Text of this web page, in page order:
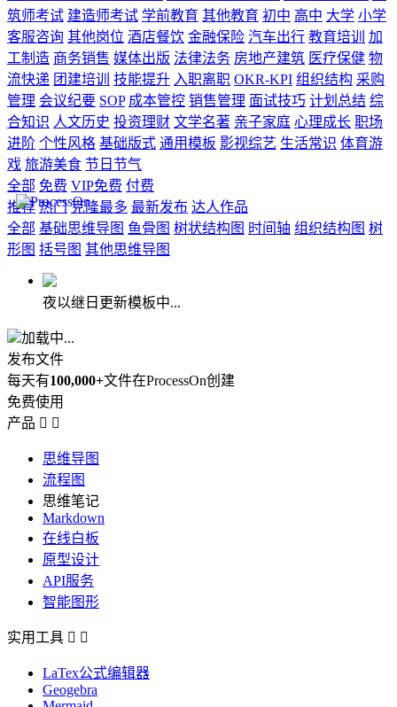
筑师考试 建造师考试 学前教育 其他教育 初中 高中 大学 小学
客服咨询 其他岗位 酒店餐饮 金融保险 汽车出行 教育培训
加
工制造 商务销售 媒体出版 法律法务 房地产建筑 医疗保健 物
流快递 团建培训 技能提升 入职离职 OKR-KPI 组织结构 采购
管理 会议纪要 SOP 成本管控 销售管理 面试技巧 计划总结 综
合知识 人文历史 投资理财 文学名著 亲子家庭 心理成长 职场
进阶 个性风格 基础版式 通用模板 影视综艺 生活常识 体育游
戏 旅游美食 节日节气
全部 免费 VIP免费 付费
推荐 热门 克隆最多 最新发布 达人作品
全部 基础思维导图 鱼骨图 树状结构图 时间轴 组织结构图 树
形图 括号图 其他思维导图
夜以继日更新模板中...
加载中...
发布文件
每天有100,000+文件在ProcessOn创建
免费使用
产品  
思维导图
流程图
思维笔记
Markdown
在线白板
原型设计
API服务
智能图形
实用工具  
LaTex公式编辑器
Geogebra